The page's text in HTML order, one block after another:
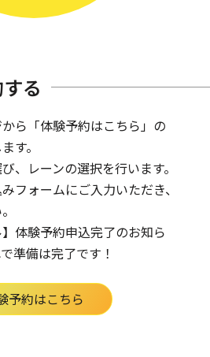
る
ら「体験予約はこちら」の
す。
、レーンの選択を行います。
フォームにご入力いただき、
体験予約申込完了のお知ら
準備は完了です！
予約はこちら